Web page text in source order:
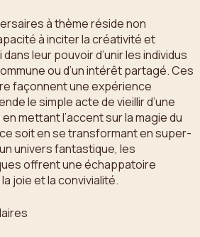
à thème réside non
à inciter la créativité et
leur pouvoir d’unir les individus
ou d’un intérêt partagé. Ces
façonnent une expérience
le simple acte de vieillir d’une
mettant l’accent sur la magie du
soit en se transformant en super-
univers fantastique, les
offrent une échappatoire
joie et la convivialité.